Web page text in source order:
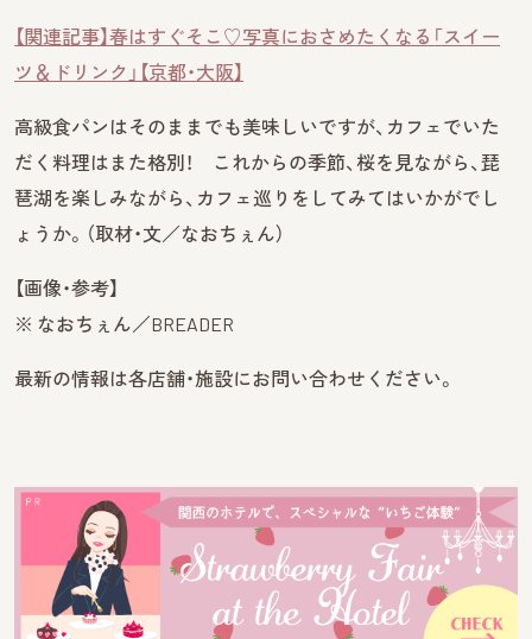
【関連記事】春はすぐそこ♡写真におさめたくなる「スイー
ツ＆ドリンク」【京都・大阪】
高級食パンはそのままでも美味しいですが、カフェでいた
だく料理はまた格別！ これからの季節、桜を見ながら、琵
琶湖を楽しみながら、カフェ巡りをしてみてはいかがでし
ょうか。（取材・文／なおちぇん）
【画像・参考】
※ なおちぇん／BREADER
最新の情報は各店舗・施設にお問い合わせください。